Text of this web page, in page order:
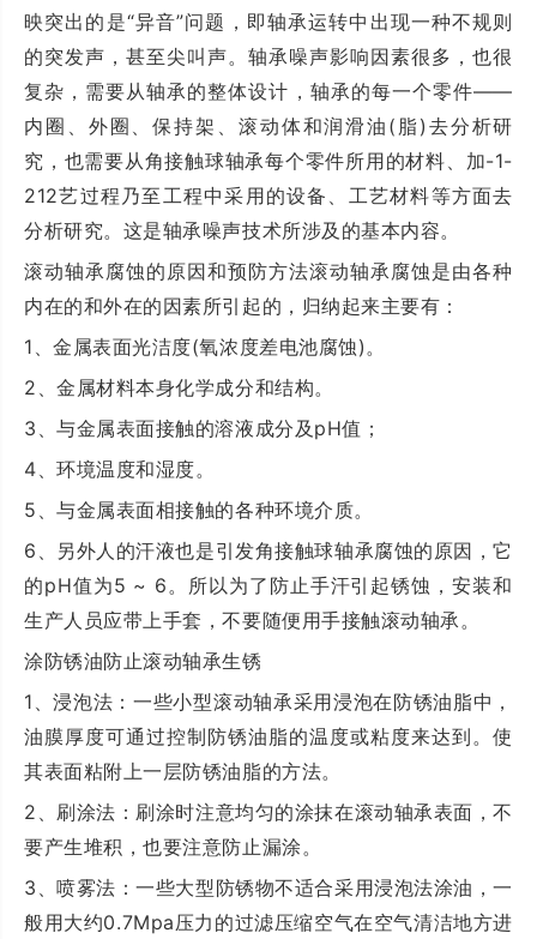
映突出的是“异音”问题，即轴承运转中出现一种不规则
的突发声，甚至尖叫声。轴承噪声影响因素很多，也很
复杂，需要从轴承的整体设计，轴承的每一个零件——
内圈、外圈、保持架、滚动体和润滑油(脂)去分析研
究，也需要从角接触球轴承每个零件所用的材料、加-1-
212艺过程乃至工程中采用的设备、工艺材料等方面去
分析研究。这是轴承噪声技术所涉及的基本内容。
滚动轴承腐蚀的原因和预防方法滚动轴承腐蚀是由各种
内在的和外在的因素所引起的，归纳起来主要有：
1、金属表面光洁度(氧浓度差电池腐蚀)。
2、金属材料本身化学成分和结构。
3、与金属表面接触的溶液成分及pH值；
4、环境温度和湿度。
5、与金属表面相接触的各种环境介质。
6、另外人的汗液也是引发角接触球轴承腐蚀的原因，它
的pH值为5 ~ 6。所以为了防止手汗引起锈蚀，安装和
生产人员应带上手套，不要随便用手接触滚动轴承。
涂防锈油防止滚动轴承生锈
1、浸泡法：一些小型滚动轴承采用浸泡在防锈油脂中，
油膜厚度可通过控制防锈油脂的温度或粘度来达到。使
其表面粘附上一层防锈油脂的方法。
2、刷涂法：刷涂时注意均匀的涂抹在滚动轴承表面，不
要产生堆积，也要注意防止漏涂。
3、喷雾法：一些大型防锈物不适合采用浸泡法涂油，一
般用大约0.7Mpa压力的过滤压缩空气在空气清洁地方进